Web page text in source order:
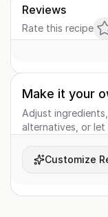
Reviews
Rate this recipe
Make it your
Adjust
alternatives, or let
Customize